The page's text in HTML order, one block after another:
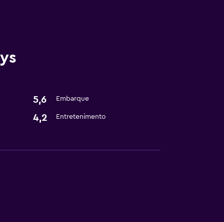
5,6 Embarque
4,2 Entretenimento